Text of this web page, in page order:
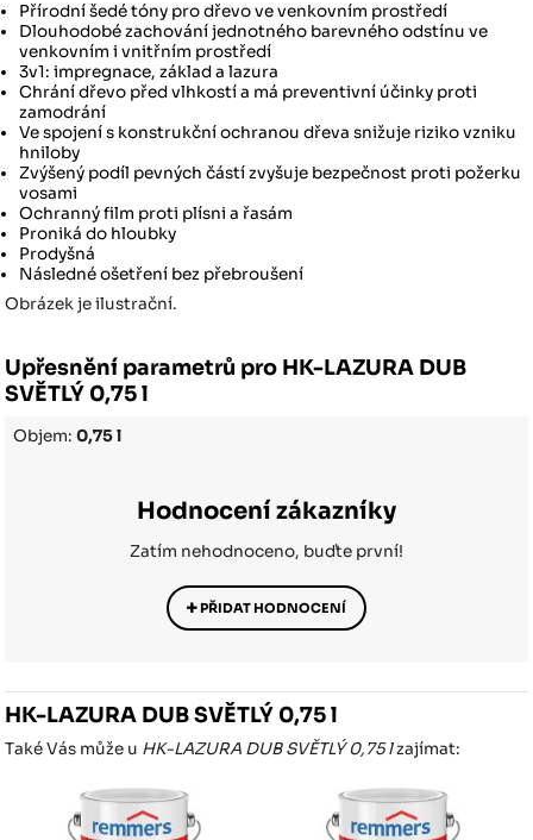
Přírodní šedé tóny pro dřevo ve venkovním prostředí
Dlouhodobé zachování jednotného barevného odstínu ve
venkovním i vnitřním prostředí
3v1: impregnace, základ a lazura
Chrání dřevo před vlhkostí a má preventivní účinky proti
zamodrání
Ve spojení s konstrukční ochranou dřeva snižuje riziko vzniku
hniloby
Zvýšený podíl pevných částí zvyšuje bezpečnost proti požerku
vosami
Ochranný film proti plísni a řasám
Proniká do hloubky
Prodyšná
Následné ošetření bez přebroušení
Obrázek je ilustrační.
Upřesnění parametrů pro HK-LAZURA DUB
SVĚTLÝ 0,75 l
Objem:0,75 l
Hodnocení zákazníky
Zatím nehodnoceno, buďte první!
PŘIDAT HODNOCENÍ
HK-LAZURA DUB SVĚTLÝ 0,75 l
Také Vás může u HK-LAZURA DUB SVĚTLÝ 0,75 lzajímat: